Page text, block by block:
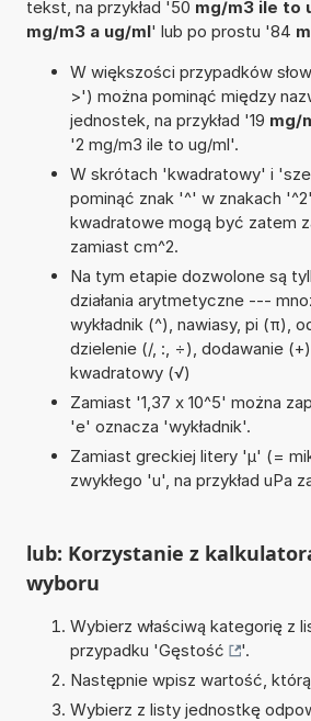
tekst, na przykład '50 mg/m3 ile to
mg/m3 a ug/ml' lub po prostu '84
W większości przypadków
>') można pominąć między
jednostek, na przykład '19 mg/
'2 mg/m3 ile to ug/ml'.
W skrótach 'kwadratowy' i
pominąć znak '^' w znakach
kwadratowe mogą być zatem
zamiast cm^2.
Na tym etapie dozwolone są
działania arytmetyczne ---
wykładnik (^), nawiasy, pi (π),
dzielenie (/, :, ÷), dodawanie
kwadratowy (√)
Zamiast '1,37 x 10^5' można
'e' oznacza 'wykładnik'.
Zamiast greckiej litery 'µ' (=
zwykłego 'u', na przykład uPa
lub: Korzystanie z
wyboru
Wybierz właściwą kategorię z
przypadku 'Gęstość
'.
Następnie wpisz wartość,
Wybierz z listy jednostkę